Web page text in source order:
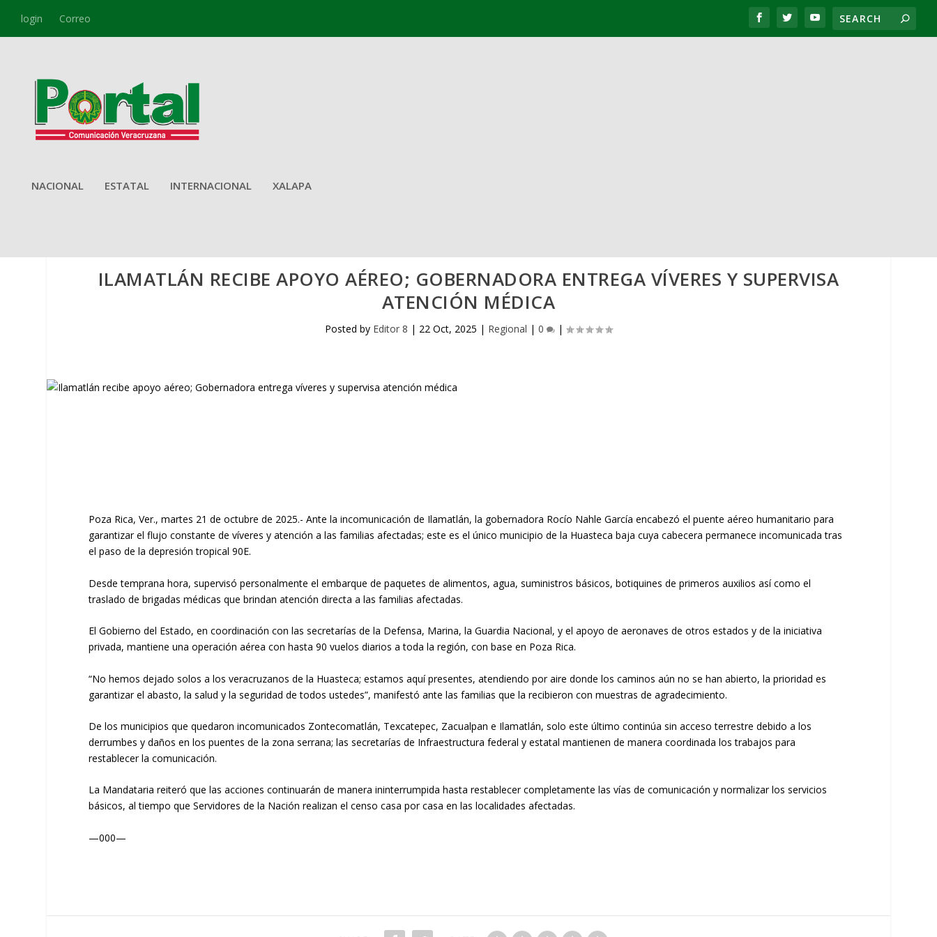
login Correo
NACIONAL ESTATAL INTERNACIONAL XALAPA
ILAMATLÁN RECIBE APOYO AÉREO; GOBERNADORA ENTREGA VÍVERES Y SUPERVISA
ATENCIÓN MÉDICA
Posted by Editor 8 | 22 Oct, 2025 | Regional | 0 |
Poza Rica, Ver., martes 21 de octubre de 2025.- Ante la incomunicación de Ilamatlán, la gobernadora Rocío Nahle García encabezó el puente aéreo humanitario para
garantizar el flujo constante de víveres y atención a las familias afectadas; este es el único municipio de la Huasteca baja cuya cabecera permanece incomunicada tras
el paso de la depresión tropical 90E.
Desde temprana hora, supervisó personalmente el embarque de paquetes de alimentos, agua, suministros básicos, botiquines de primeros auxilios así como el
traslado de brigadas médicas que brindan atención directa a las familias afectadas.
El Gobierno del Estado, en coordinación con las secretarías de la Defensa, Marina, la Guardia Nacional, y el apoyo de aeronaves de otros estados y de la iniciativa
privada, mantiene una operación aérea con hasta 90 vuelos diarios a toda la región, con base en Poza Rica.
“No hemos dejado solos a los veracruzanos de la Huasteca; estamos aquí presentes, atendiendo por aire donde los caminos aún no se han abierto, la prioridad es
garantizar el abasto, la salud y la seguridad de todos ustedes”, manifestó ante las familias que la recibieron con muestras de agradecimiento.
De los municipios que quedaron incomunicados Zontecomatlán, Texcatepec, Zacualpan e Ilamatlán, solo este último continúa sin acceso terrestre debido a los
derrumbes y daños en los puentes de la zona serrana; las secretarías de Infraestructura federal y estatal mantienen de manera coordinada los trabajos para
restablecer la comunicación.
La Mandataria reiteró que las acciones continuarán de manera ininterrumpida hasta restablecer completamente las vías de comunicación y normalizar los servicios
básicos, al tiempo que Servidores de la Nación realizan el censo casa por casa en las localidades afectadas.
—000—